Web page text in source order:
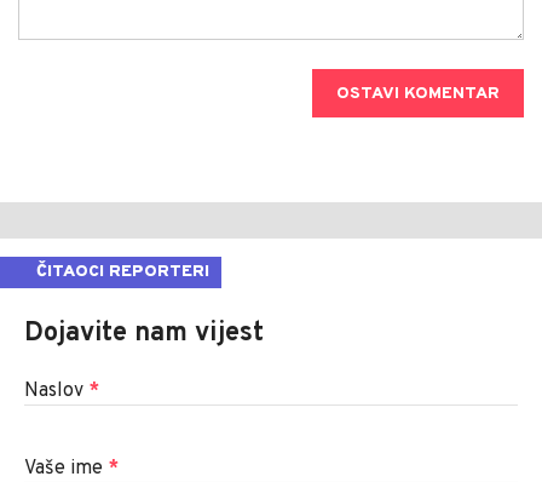
OSTAVI KOMENTAR
ČITAOCI REPORTERI
Dojavite nam vijest
Naslov *
Vaše ime *